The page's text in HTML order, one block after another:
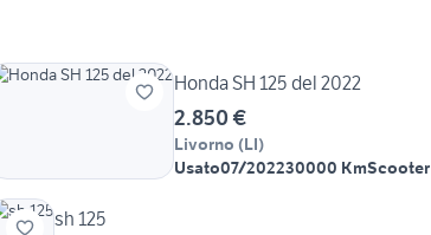
Honda SH 125 del 2022
2.850 €
Livorno (LI)
Usato07/202230000 KmScooter
sh 125